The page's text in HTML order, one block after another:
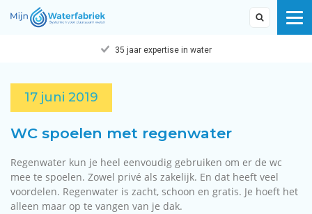
35 jaar expertise in water
17 juni 2019
WC spoelen met regenwater
Regenwater kun je heel eenvoudig gebruiken om er de wc
mee te spoelen. Zowel privé als zakelijk. En dat heeft veel
voordelen. Regenwater is zacht, schoon en gratis. Je hoeft het
alleen maar op te vangen van je dak.